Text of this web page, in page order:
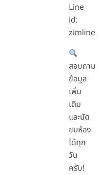
Line
id:
zimline
สอบถาม
ข้อมูล
เพิ่ม
เติม
และนัด
ชมห้อง
ได้ทุก
วัน
ครับ!